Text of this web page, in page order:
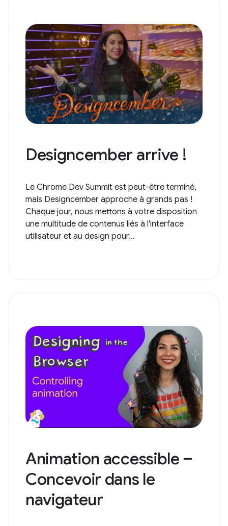
Designcember arrive !
Le Chrome Dev Summit est peut-être terminé,
mais Designcember approche à grands pas !
Chaque jour, nous mettons à votre disposition
une multitude de contenus liés à l'interface
utilisateur et au design pour...
Animation accessible –
Concevoir dans le
navigateur